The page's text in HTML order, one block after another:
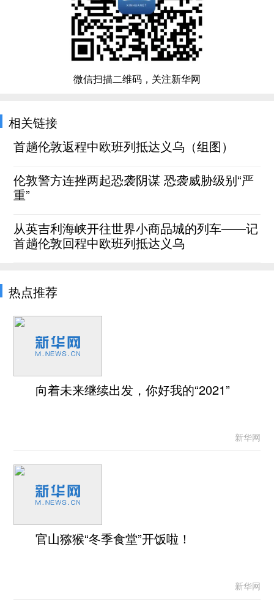
微信扫描二维码，关注新华网
相关链接
首趟伦敦返程中欧班列抵达义乌（组图）
伦敦警方连挫两起恐袭阴谋 恐袭威胁级别“严
重”
从英吉利海峡开往世界小商品城的列车——记
首趟伦敦回程中欧班列抵达义乌
热点推荐
向着未来继续出发，你好我的“2021”
新华网
官山猕猴“冬季食堂”开饭啦！
新华网